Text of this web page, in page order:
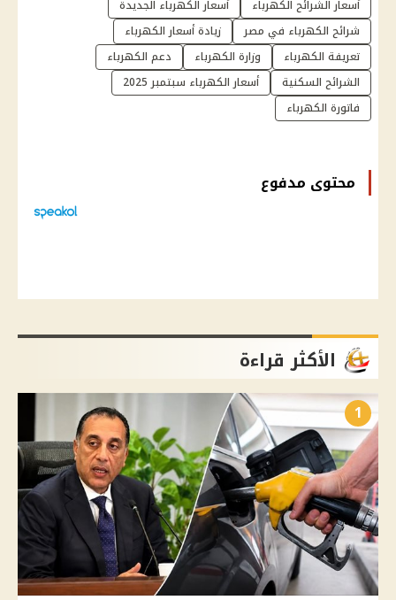
أسعار الشرائح الكهرباء
أسعار الكهرباء الجديدة
شرائح الكهرباء في مصر
زيادة أسعار الكهرباء
تعريفة الكهرباء
وزارة الكهرباء
دعم الكهرباء
الشرائح السكنية
أسعار الكهرباء سبتمبر 2025
فاتورة الكهرباء
محتوى مدفوع
الأكثر قراءة
1